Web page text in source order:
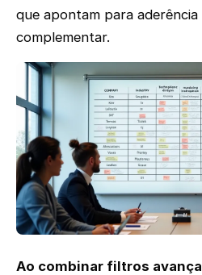
que apontam para
complementar.
Ao combinar filtros